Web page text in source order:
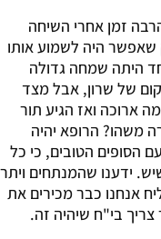
זמן אחרי השיחה
היה לשמוע אותו
היתה שמחה גדולה
של שרון, אבל מצד
ארוכה ואז הגיע תור
משהו? הרופא יהיה
הסופים הטובים, כי כל
ידענו שהמנתחים ויתר
אנחנו כבר מכירים את
בי"ח שיהיה זה.